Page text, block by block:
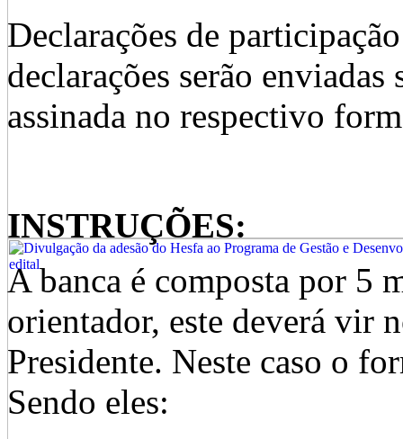
Declarações de
declarações serão enviadas
assinada no respectivo
INSTRUÇÕES:
A banca é composta por 5
orientador, este deverá vir
Presidente. Neste caso o
Sendo eles: